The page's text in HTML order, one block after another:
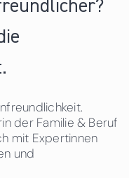
der Familie & Beruf
mit Expertinnen
und